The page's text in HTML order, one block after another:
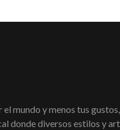
mundo y menos tus
donde diversos estilos y